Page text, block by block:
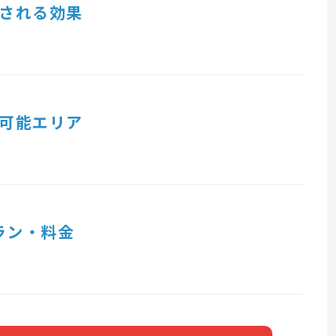
れる効果
能エリア
ン・料金